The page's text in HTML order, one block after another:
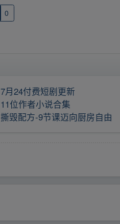
0
7月24付费短剧更新
11位作者小说合集
撕毁配方-9节课迈向厨房自由